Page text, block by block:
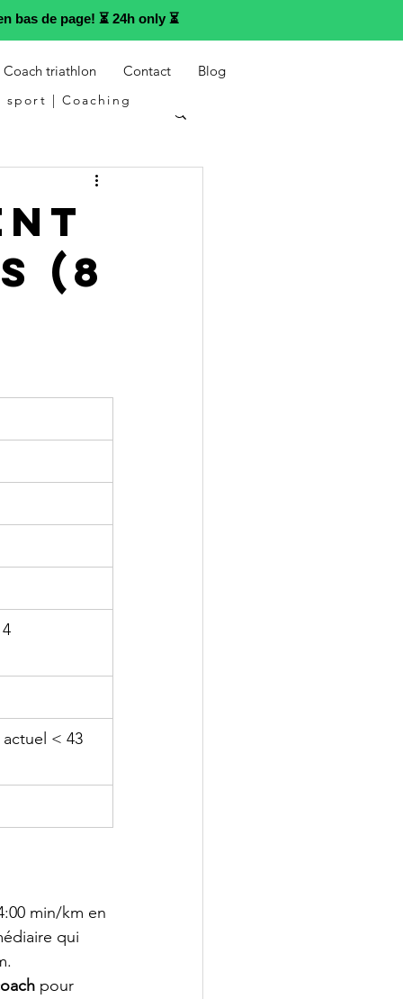
de page! ⏳ 24h only ⏳
Coach triathlon Contact
Blog
sport | Coaching
(8
< 43
min/km en
qui
pour